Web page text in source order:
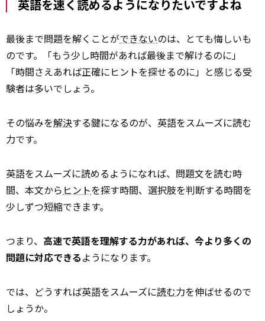
英語を速く読めるようになりたいですよね
最後まで問題を解くことができないのは、とても悔しいも
のです。「もう少し時間があれば最後まで解けるのに」
「時間さえあれば正確にヒントを探せるのに」と感じる受
験者は多いでしょう。
その悩みを解決する鍵になるのが、英語をスムーズに読む
力です。
英語をスムーズに読めるようになれば、問題文を読む時
間、本文から ヒントを探す時間、選択肢を判断する時間を
少しずつ短縮できます。
つまり、 高速で英語を理解する力があれば、今より多くの
問題に対応できるようになります。
では、どうすれば英語をスムーズに読む力を伸ばせるので
しょうか。